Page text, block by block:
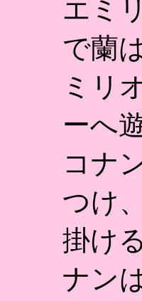
エミ
で蘭
ミリ
ーへ
コナ
つけ
掛け
ナン